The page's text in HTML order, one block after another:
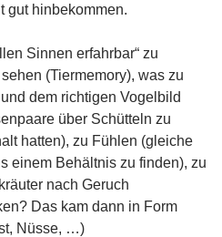
gut hinbekommen.
Sinnen erfahrbar“ zu
(Tiermemory), was zu
dem richtigen Vogelbild
über Schütteln zu
hatten), zu Fühlen (gleiche
einem Behältnis zu finden), zu
nach Geruch
Das kam dann in Form
Nüsse, …)